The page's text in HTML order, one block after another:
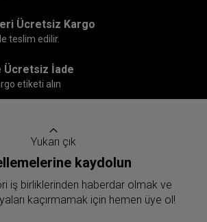
Ücretsiz Kargo
teslim edilir.
Ücretsiz İade
etiketi alın
Yukarı çık
kaydolun
iş birliklerinden haberdar olmak ve
kaçırmamak için hemen üye ol!